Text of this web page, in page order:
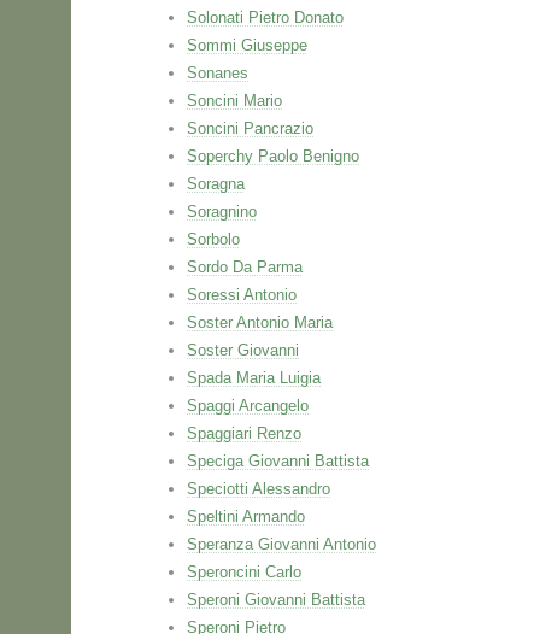
Solonati Pietro Donato
Sommi Giuseppe
Sonanes
Soncini Mario
Soncini Pancrazio
Soperchy Paolo Benigno
Soragna
Soragnino
Sorbolo
Sordo Da Parma
Soressi Antonio
Soster Antonio Maria
Soster Giovanni
Spada Maria Luigia
Spaggi Arcangelo
Spaggiari Renzo
Speciga Giovanni Battista
Speciotti Alessandro
Speltini Armando
Speranza Giovanni Antonio
Speroncini Carlo
Speroni Giovanni Battista
Speroni Pietro